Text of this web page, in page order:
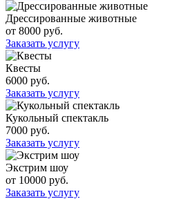
Дрессированные животные
от 8000 руб.
Заказать услугу
Квесты
6000 руб.
Заказать услугу
Кукольный спектакль
7000 руб.
Заказать услугу
Экстрим шоу
от 10000 руб.
Заказать услугу